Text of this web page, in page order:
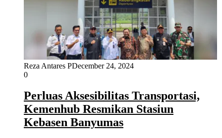
Reza Antares PDecember 24, 2024
0
Perluas Aksesibilitas Transportasi,
Kemenhub Resmikan Stasiun
Kebasen Banyumas